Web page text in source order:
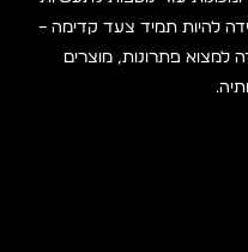
להיות תמיד צעד קדימה –
למצוא פתרונות, מוצרים